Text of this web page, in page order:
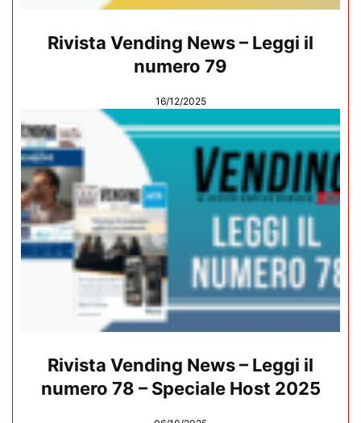
Rivista Vending News – Leggi il
numero 79
16/12/2025
Rivista Vending News – Leggi il
numero 78 – Speciale Host 2025